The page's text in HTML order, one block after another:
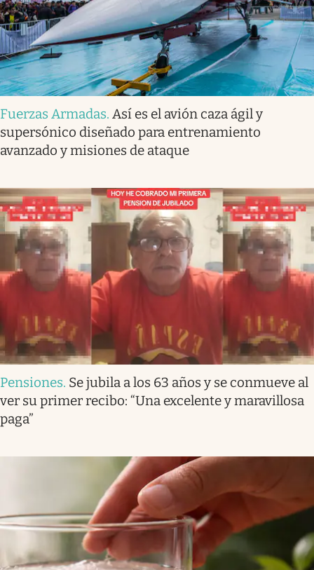
Fuerzas Armadas. Así es el avión caza ágil y
supersónico diseñado para entrenamiento
avanzado y misiones de ataque
Pensiones. Se jubila a los 63 años y se conmueve al
ver su primer recibo: “Una excelente y maravillosa
paga”